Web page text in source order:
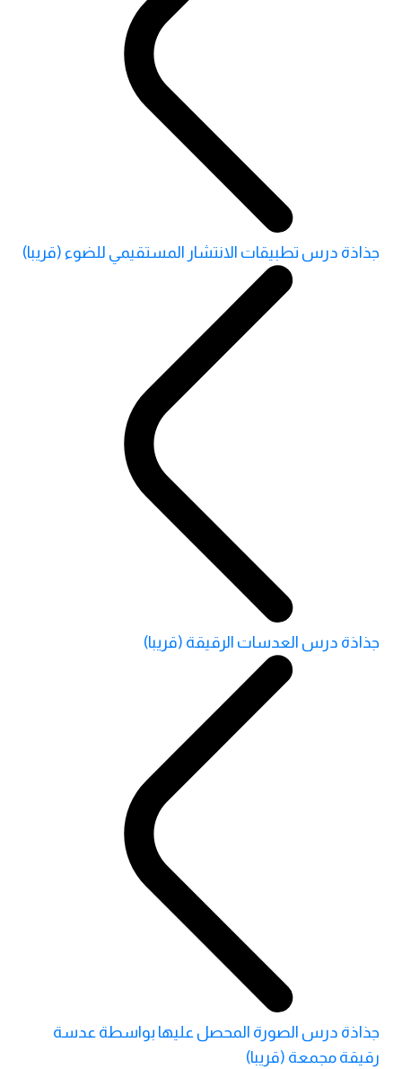
جذاذة درس تطبيقات الانتشار المستقيمي للضوء (قريبا)
جذاذة درس العدسات الرقيقة (قريبا)
جذاذة درس الصورة المحصل عليها بواسطة عدسة
رقيقة مجمعة (قريبا)